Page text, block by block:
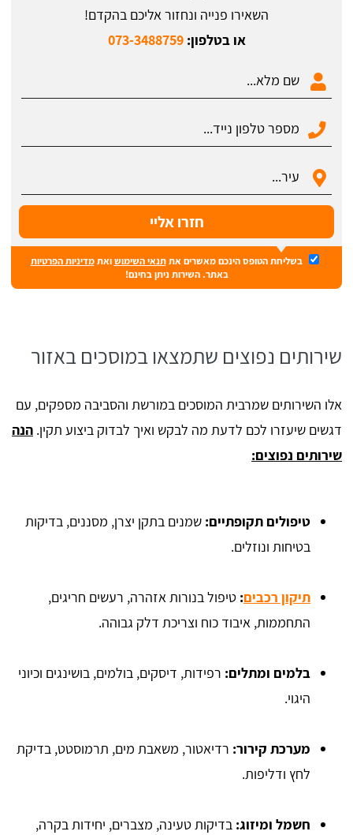
השאירו פנייה ונחזור אליכם בהקדם!
או בטלפון:073-3488759
בשליחת הטופס הינכם מאשרים אתתנאי השימושואתמדיניות הפרטיות
באתר. השירות ניתן בחינם!
שירותים נפוצים שתמצאו במוסכים באזור
אלו השירותים שמרבית המוסכים במורשת והסביבה מספקים, עם
דגשים שיעזרו לכם לדעת מה לבקש ואיך לבדוק ביצוע תקין. הנה
שירותים נפוצים:
טיפולים תקופתיים: שמנים בתקן יצרן, מסננים, בדיקות
בטיחות ונוזלים.
תיקון רכבים: טיפול בנורות אזהרה, רעשים חריגים,
התחממות, איבוד כוח וצריכת דלק גבוהה.
בלמים ומתלים: רפידות, דיסקים, בולמים, בושינגים וכיוני
היגוי.
מערכת קירור: רדיאטור, משאבת מים, תרמוסטט, בדיקת
לחץ ודליפות.
חשמל ומיזוג: בדיקות טעינה, מצברים, יחידות בקרה,